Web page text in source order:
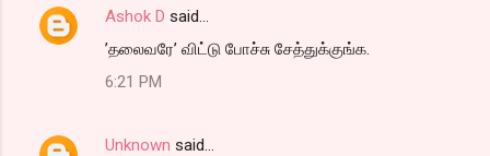
Ashok D said…
’தலைவரே’ விட்டு போச்சு சேத்துக்குங்க.
6:21 PM
Unknown said…